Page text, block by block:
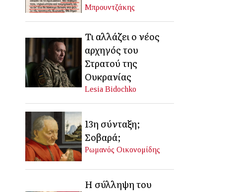
Μπρουντζάκης
Τι αλλάζει ο νέος
αρχηγός του
Στρατού της
Ουκρανίας
Lesia Bidochko
13η σύνταξη;
Σοβαρά;
Ρωμανός Οικονομίδης
Η σύλληψη του